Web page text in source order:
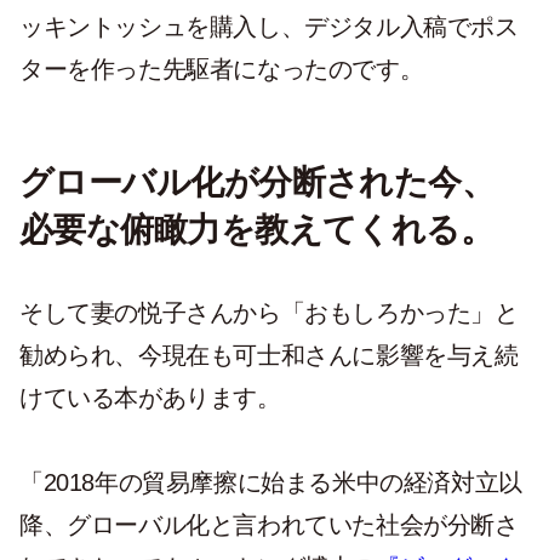
ッキントッシュを購入し、デジタル入稿でポス
ターを作った先駆者になったのです。
グローバル化が分断された今、
必要な俯瞰力を教えてくれる。
そして妻の悦子さんから「おもしろかった」と
勧められ、今現在も可士和さんに影響を与え続
けている本があります。
「2018年の貿易摩擦に始まる米中の経済対立以
降、グローバル化と言われていた社会が分断さ